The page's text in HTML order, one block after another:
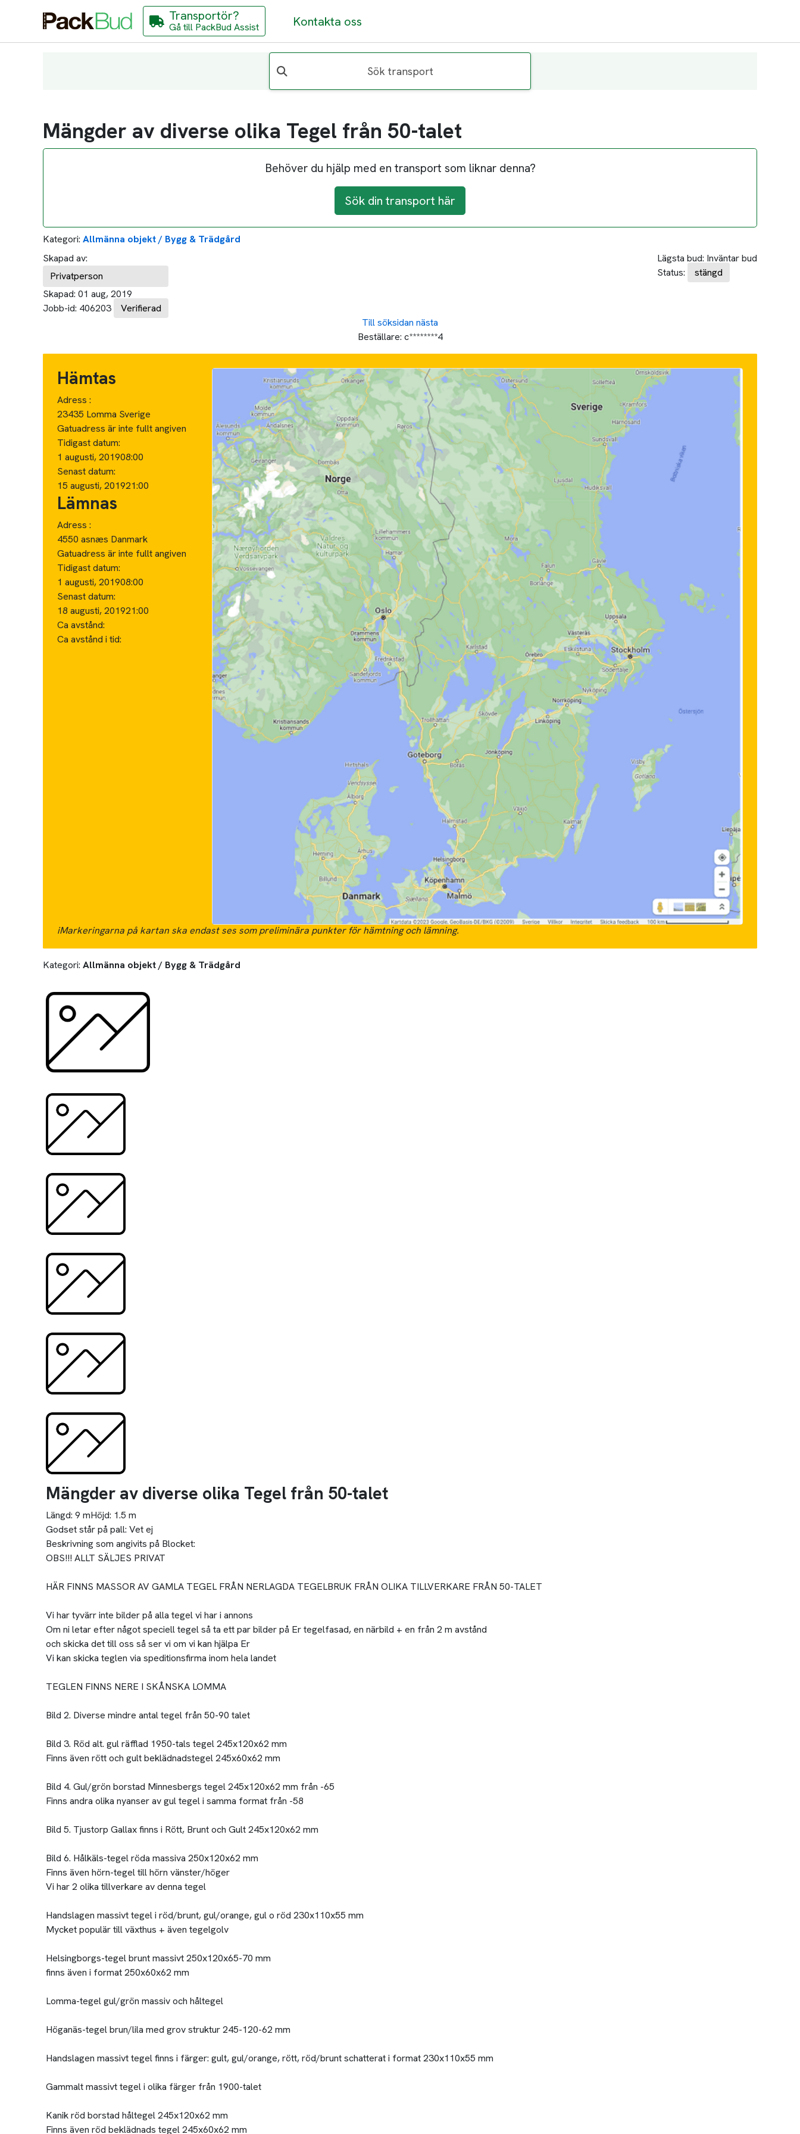
Transportör?
Gå till PackBud Assist Kontakta oss
Sök transport
Mängder av diverse olika Tegel från 50-talet
Behöver du hjälp med en transport som liknar denna?
Sök din transport här
Kategori: Allmänna objekt / Bygg & Trädgård
Skapad av:
Privatperson
Skapad: 01 aug, 2019
Jobb-id: 406203 Verifierad
Lägsta bud: Inväntar bud
Status:
stängd
Till söksidan nästa
Beställare: c********4
Hämtas
Adress :
23435 Lomma Sverige
Gatuadress är inte fullt angiven
Tidigast datum:
1 augusti, 201908:00
Senast datum:
15 augusti, 201921:00
Lämnas
Adress :
4550 asnæs Danmark
Gatuadress är inte fullt angiven
Tidigast datum:
1 augusti, 201908:00
Senast datum:
18 augusti, 201921:00
Ca avstånd:
Ca avstånd i tid:
iMarkeringarna på kartan ska endast ses som preliminära punkter för hämtning och lämning.
Kategori: Allmänna objekt / Bygg & Trädgård
Mängder av diverse olika Tegel från 50-talet
Längd: 9 mHöjd: 1.5 m
Godset står på pall: Vet ej
Beskrivning som angivits på Blocket:
OBS!!! ALLT SÄLJES PRIVAT
HÄR FINNS MASSOR AV GAMLA TEGEL FRÅN NERLAGDA TEGELBRUK FRÅN OLIKA TILLVERKARE FRÅN 50-TALET
Vi har tyvärr inte bilder på alla tegel vi har i annons
Om ni letar efter något speciell tegel så ta ett par bilder på Er tegelfasad, en närbild + en från 2 m avstånd
och skicka det till oss så ser vi om vi kan hjälpa Er
Vi kan skicka teglen via speditionsfirma inom hela landet
TEGLEN FINNS NERE I SKÅNSKA LOMMA
Bild 2. Diverse mindre antal tegel från 50-90 talet
Bild 3. Röd alt. gul räfflad 1950-tals tegel 245x120x62 mm
Finns även rött och gult beklädnadstegel 245x60x62 mm
Bild 4. Gul/grön borstad Minnesbergs tegel 245x120x62 mm från -65
Finns andra olika nyanser av gul tegel i samma format från -58
Bild 5. Tjustorp Gallax finns i Rött, Brunt och Gult 245x120x62 mm
Bild 6. Hålkäls-tegel röda massiva 250x120x62 mm
Finns även hörn-tegel till hörn vänster/höger
Vi har 2 olika tillverkare av denna tegel
Handslagen massivt tegel i röd/brunt, gul/orange, gul o röd 230x110x55 mm
Mycket populär till växthus + även tegelgolv
Helsingborgs-tegel brunt massivt 250x120x65-70 mm
finns även i format 250x60x62 mm
Lomma-tegel gul/grön massiv och håltegel
Höganäs-tegel brun/lila med grov struktur 245-120-62 mm
Handslagen massivt tegel finns i färger: gult, gul/orange, rött, röd/brunt schatterat i format 230x110x55 mm
Gammalt massivt tegel i olika färger från 1900-talet
Kanik röd borstad håltegel 245x120x62 mm
Finns även röd beklädnads tegel 245x60x62 mm